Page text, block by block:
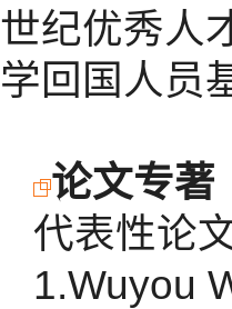
世纪优秀人
学回国人员
论文专著
代表性论
1.Wuyou